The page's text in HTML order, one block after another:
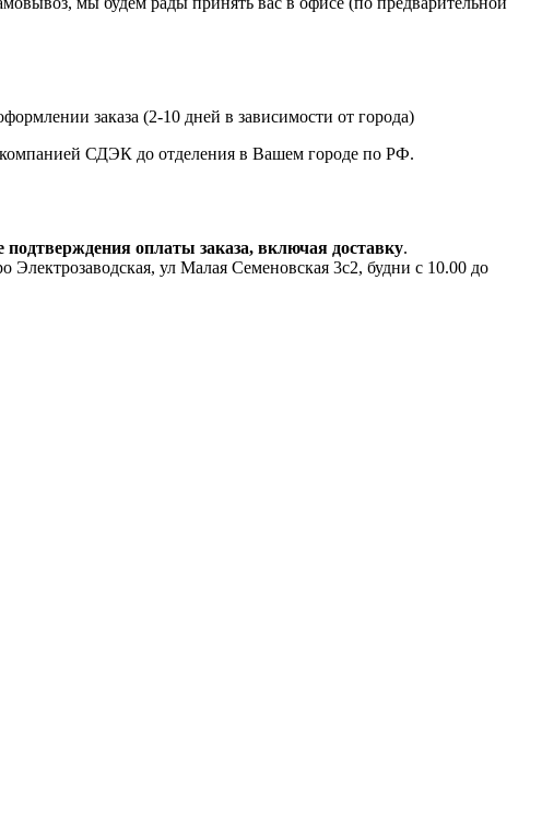
заказа (2-10 дней в зависимости от города)
компанией СДЭК до отделения в Вашем городе по РФ.
подтверждения оплаты заказа, включая доставку.
ул Малая Семеновская 3с2, будни с 10.00 до